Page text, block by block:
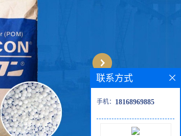
联系方式
手机： 18168969885